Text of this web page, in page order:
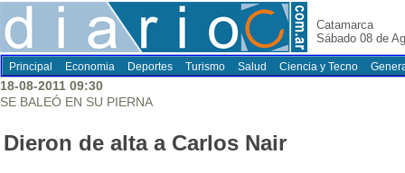
Catamarca
Sábado 08 de
Principal Economia Deportes Turismo Salud Ciencia y Tecno
18-08-2011 09:30
SE BALEÓ EN SU PIERNA
Dieron de alta a Carlos Nair